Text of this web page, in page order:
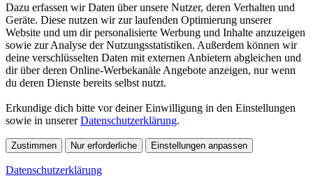
Dazu erfassen wir Daten über unsere Nutzer, deren Verhalten und
Geräte. Diese nutzen wir zur laufenden Optimierung unserer
Website und um dir personalisierte Werbung und Inhalte anzuzeigen
sowie zur Analyse der Nutzungsstatistiken. Außerdem können wir
deine verschlüsselten Daten mit externen Anbietern abgleichen und
dir über deren Online-Werbekanäle Angebote anzeigen, nur wenn
du deren Dienste bereits selbst nutzt.
Erkundige dich bitte vor deiner Einwilligung in den Einstellungen
sowie in unsererDatenschutzerklärung.
Zustimmen Nur erforderliche Einstellungen anpassen
Datenschutzerklärung